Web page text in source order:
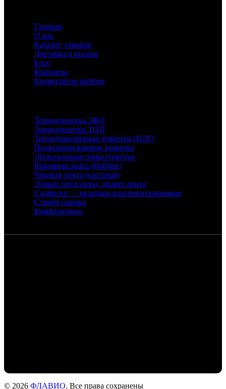
Главная
О нас
Каталог товаров
Доставка и оплата
Блог
Контакты
Калькулятор риббон
Термоэтикетка ЭКО
Термоэтикетка ТОП
Термотрансферная этикетка (ПЛГ)
Полипропиленовая этикетка
Легкосъемная термоэтикетка
Красящая лента (Риббон)
Чековая лента (кассовая)
Этикет пистолеты, этикет лента
Салфетка — вкладыш влаговпитывающая
Стрейч пленка
Комбинезоны
© 2026 ФЛАВИО. Все права сохранены